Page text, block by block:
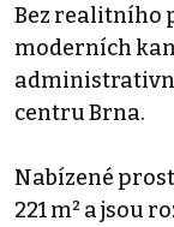
Bez realitního
moderních
centru Brna.
Nabízené
221 m² a jsou